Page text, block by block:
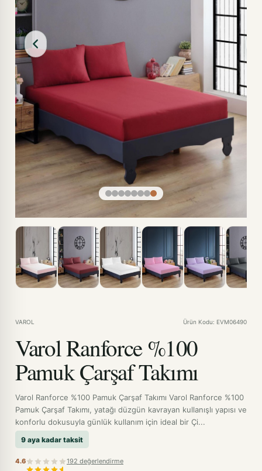
VAROL Ürün Kodu: EVM06490
Varol Ranforce %100
Pamuk Çarşaf Takımı
Varol Ranforce %100 Pamuk Çarşaf Takımı Varol Ranforce %100
Pamuk Çarşaf Takımı, yatağı düzgün kavrayan kullanışlı yapısı ve
konforlu dokusuyla günlük kullanım için ideal bir Çi...
9 aya kadar taksit
4.6 192 değerlendirme